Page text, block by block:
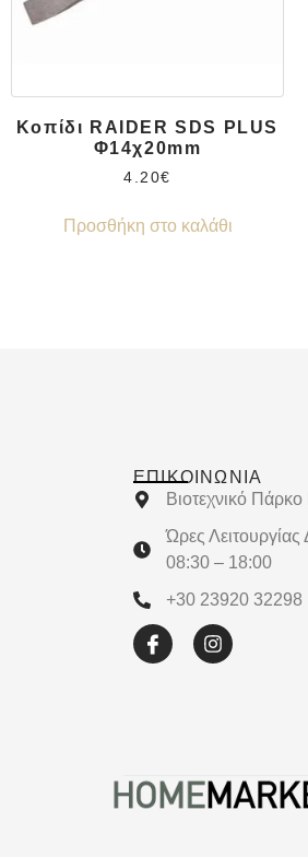
Κοπίδι RAIDER SDS PLUS
Φ14χ20mm
4.20€
Προσθήκη στο καλάθι
ΕΠΙΚΟΙΝΩΝΊΑ
Βιοτεχνικό
Ώρες
08:30 – 18:00
+30 23920 32298